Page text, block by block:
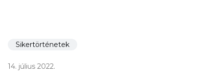
Sikertörténetek
14. július 2022.